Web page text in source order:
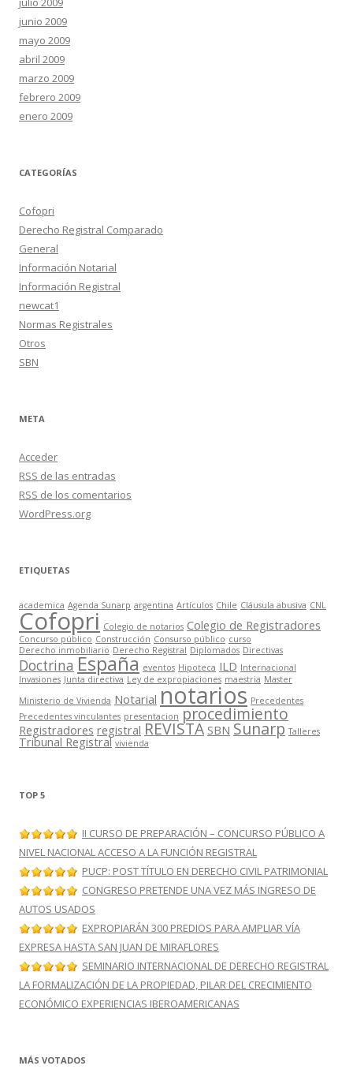
junio 2009
mayo 2009
abril 2009
marzo 2009
febrero 2009
enero 2009
CATEGORÍAS
Cofopri
Derecho Registral Comparado
General
Información Notarial
Información Registral
newcat1
Normas Registrales
Otros
SBN
META
Acceder
RSS de las entradas
RSS de los comentarios
WordPress.org
ETIQUETAS
academica Agenda Sunarp argentina Artículos Chile Cláusula abusiva CNL
Cofopri Colegio de notarios Colegio de Registradores
Concurso público Construcción Consurso público curso
Derecho inmobiliario Derecho Registral Diplomados Directivas
Doctrina España eventos Hipoteca ILD Internacional
Invasiones Junta directiva Ley de expropiaciones maestria Master
Ministerio de Vivienda Notarial notarios Precedentes
Precedentes vinculantes presentacion procedimiento
Registradores registral REVISTA SBN Sunarp Talleres
Tribunal Registral vivienda
TOP 5
II CURSO DE PREPARACIÓN – CONCURSO PÚBLICO A
NIVEL NACIONAL ACCESO A LA FUNCIÓN REGISTRAL
PUCP: POST TÍTULO EN DERECHO CIVIL PATRIMONIAL
CONGRESO PRETENDE UNA VEZ MÁS INGRESO DE
AUTOS USADOS
EXPROPIARÁN 300 PREDIOS PARA AMPLIAR VÍA
EXPRESA HASTA SAN JUAN DE MIRAFLORES
SEMINARIO INTERNACIONAL DE DERECHO REGISTRAL
LA FORMALIZACIÓN DE LA PROPIEDAD, PILAR DEL CRECIMIENTO
ECONÓMICO EXPERIENCIAS IBEROAMERICANAS
MÁS VOTADOS